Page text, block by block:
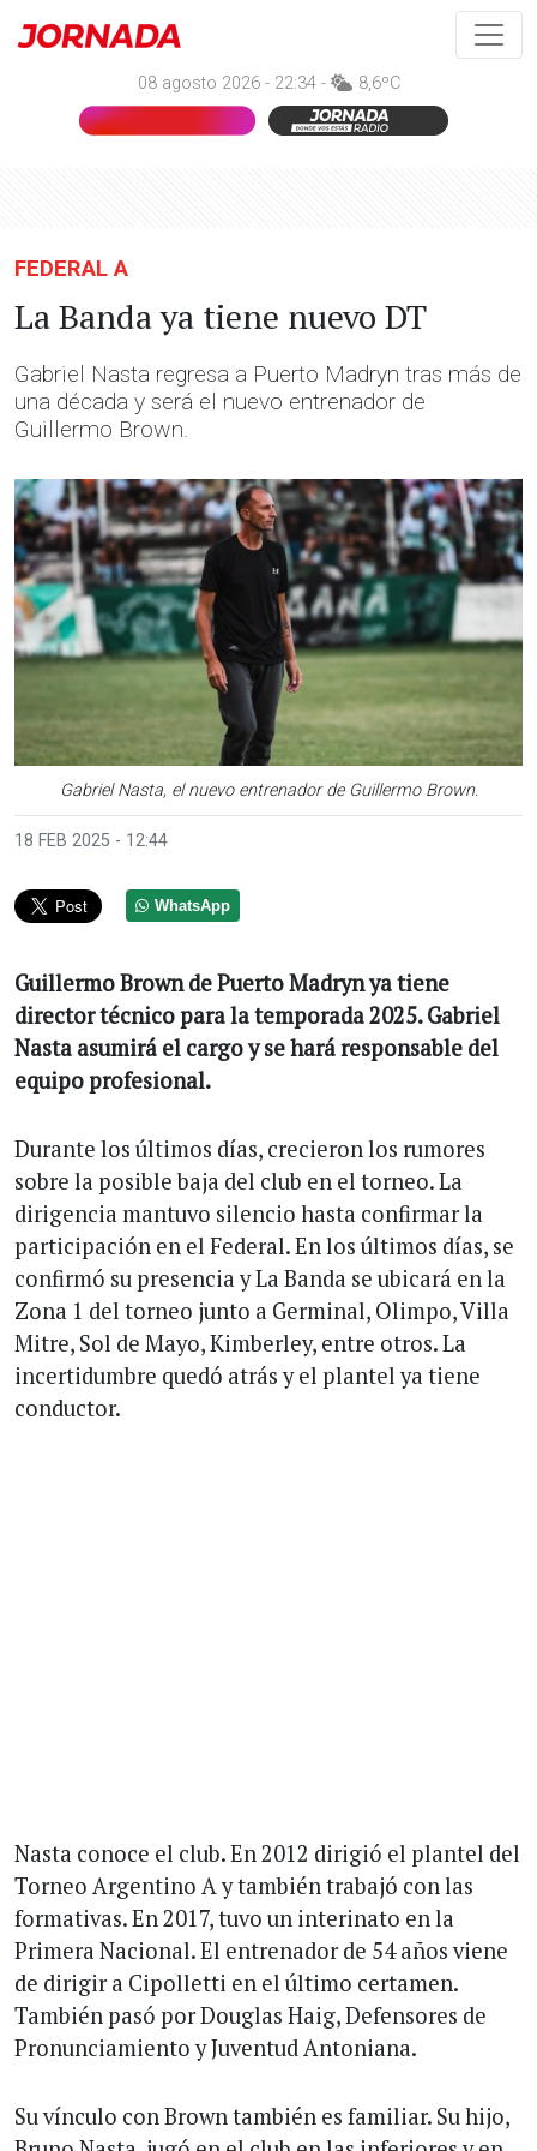
08 agosto 2026 - 22:34 - 8,6ºC
FEDERAL A
La Banda ya tiene nuevo DT
Gabriel Nasta regresa a Puerto Madryn tras más de
una década y será el nuevo entrenador de
Guillermo Brown.
Gabriel Nasta, el nuevo entrenador de Guillermo Brown.
18 FEB 2025 - 12:44
WhatsApp
Guillermo Brown de Puerto Madryn ya tiene
director técnico para la temporada 2025. Gabriel
Nasta asumirá el cargo y se hará responsable del
equipo profesional.
Durante los últimos días, crecieron los rumores
sobre la posible baja del club en el torneo. La
dirigencia mantuvo silencio hasta confirmar la
participación en el Federal. En los últimos días, se
confirmó su presencia y La Banda se ubicará en la
Zona 1 del torneo junto a Germinal, Olimpo, Villa
Mitre, Sol de Mayo, Kimberley, entre otros. La
incertidumbre quedó atrás y el plantel ya tiene
conductor.
Nasta conoce el club. En 2012 dirigió el plantel del
Torneo Argentino A y también trabajó con las
formativas. En 2017, tuvo un interinato en la
Primera Nacional. El entrenador de 54 años viene
de dirigir a Cipolletti en el último certamen.
También pasó por Douglas Haig, Defensores de
Pronunciamiento y Juventud Antoniana.
Su vínculo con Brown también es familiar. Su hijo,